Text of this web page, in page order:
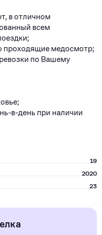
в отличном
всем
проходящие медосмотр;
по Вашему
в-день при наличии
19
2020
23